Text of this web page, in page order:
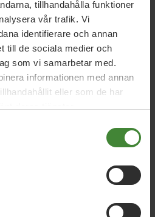
tillhandahålla funktioner
vår trafik. Vi
identifierare och annan
till de sociala medier och
som vi samarbetar med.
informationen med annan
eller som de har
kampen för
Naturkrisen är en